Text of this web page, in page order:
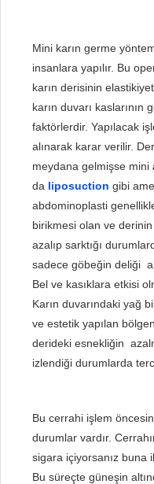
Mini karın germe
insanlara yapılır. Bu
karın derisinin
karın duvarı
faktörlerdir. Yapılacak
alınarak karar verilir.
meydana gelmişse mini
da liposuction gibi
abdominoplasti
birikmesi olan ve
azalıp sarktığı
sadece göbeğin deliği
Bel ve kasıklara etkisi
Karın duvarındaki yağ
ve estetik yapılan
derideki esnekliğin
izlendiği durumlarda
Bu cerrahi işlem
durumlar vardır.
sigara içiyorsanız buna
Bu süreçte güneşin